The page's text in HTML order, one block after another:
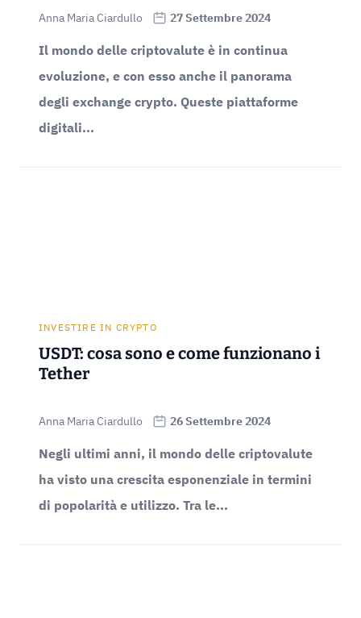
Anna Maria Ciardullo 27 Settembre 2024
Il mondo delle criptovalute è in continua
evoluzione, e con esso anche il panorama
degli exchange crypto. Queste piattaforme
digitali...
INVESTIRE IN CRYPTO
USDT: cosa sono e come funzionano i
Tether
Anna Maria Ciardullo 26 Settembre 2024
Negli ultimi anni, il mondo delle criptovalute
ha visto una crescita esponenziale in termini
di popolarità e utilizzo. Tra le...